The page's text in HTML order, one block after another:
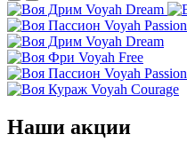
Voyah Dream
Voyah Passion
Voyah Dream
Voyah Free
Voyah Passion
Voyah Courage
Наши акции